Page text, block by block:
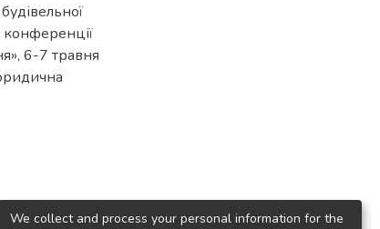
конференції
6-7 травня
We collect and process your personal information for the